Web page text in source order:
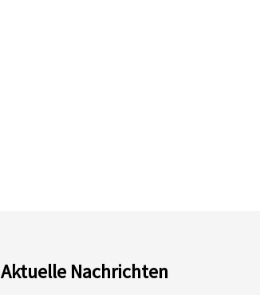
Aktuelle Nachrichten